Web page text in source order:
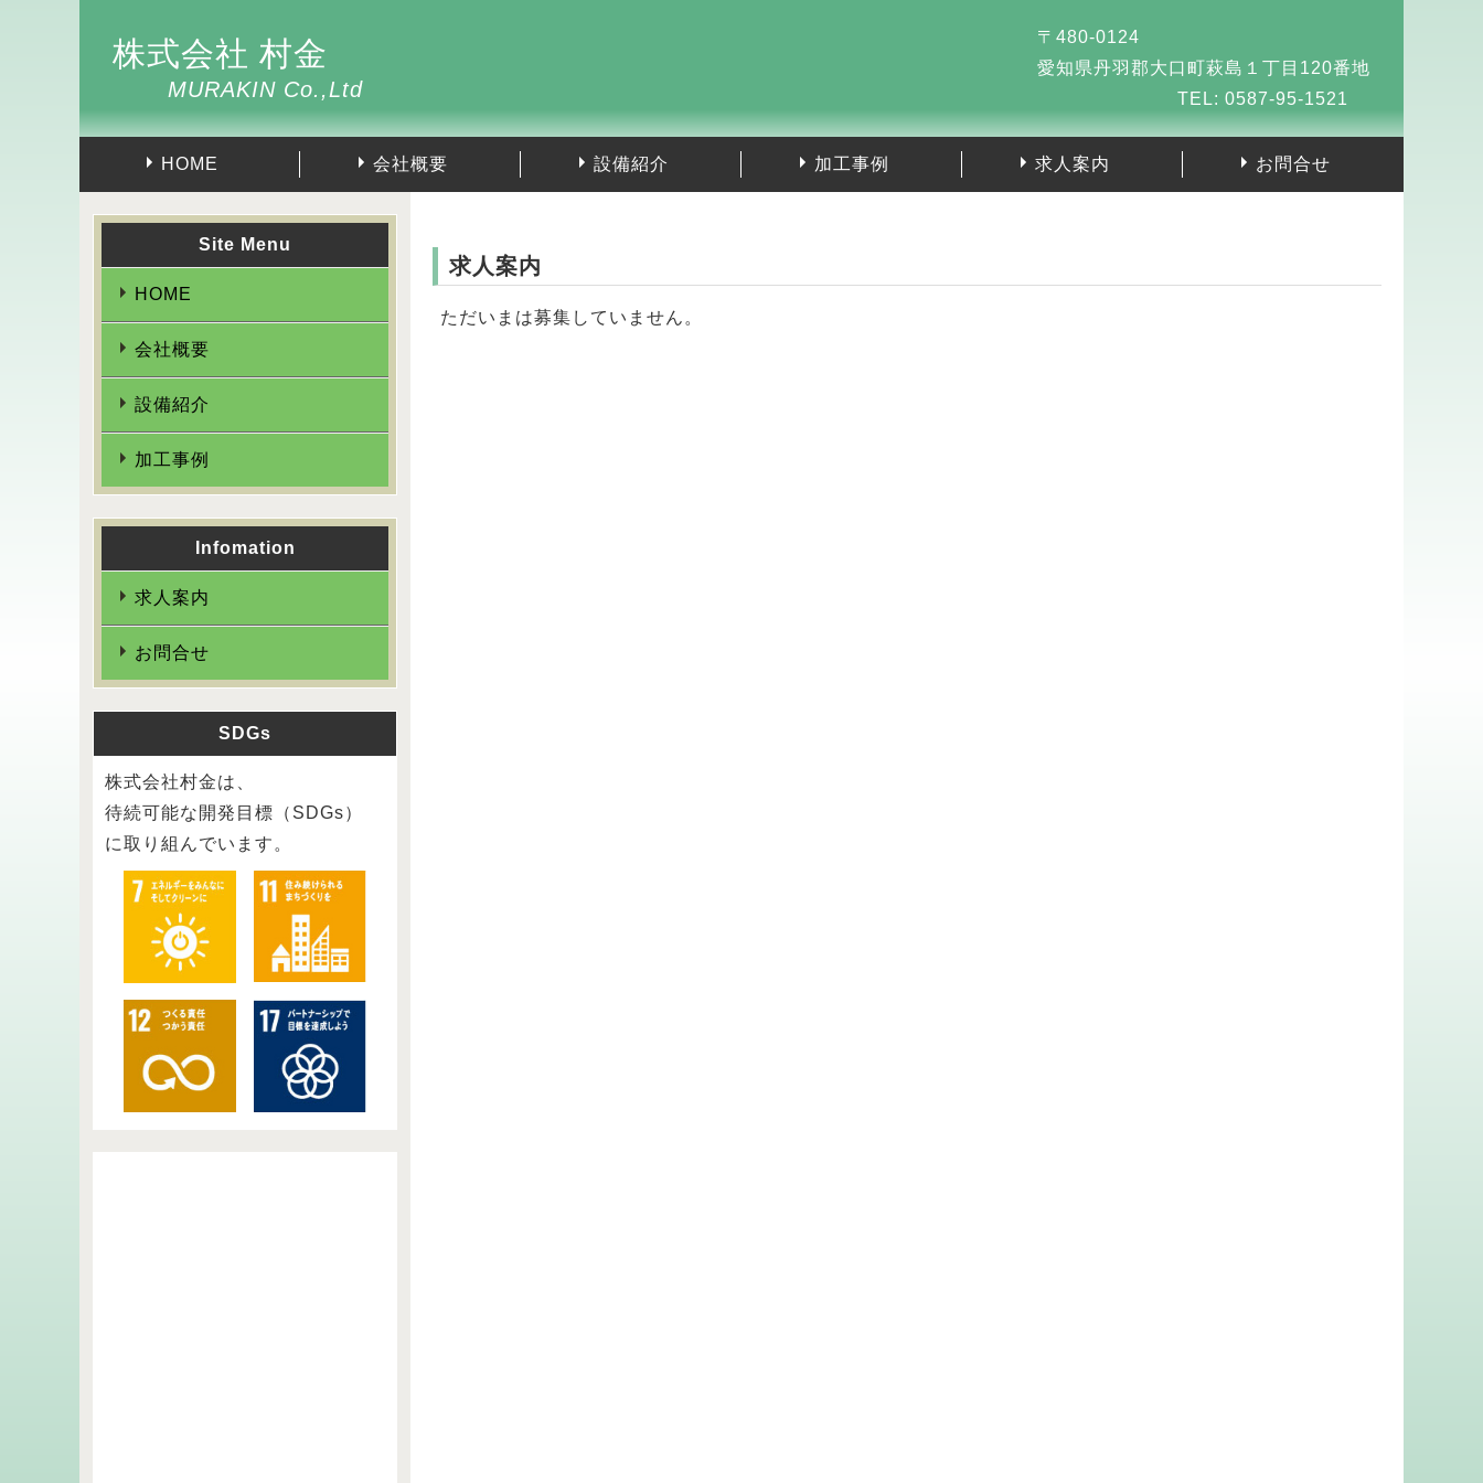
株式会社 村金
MURAKIN Co.,Ltd
〒480-0124
愛知県丹羽郡大口町萩島１丁目120番地
TEL: 0587-95-1521
HOME 会社概要 設備紹介 加工事例 求人案内 お問合せ
Site Menu
HOME
会社概要
設備紹介
加工事例
Infomation
求人案内
お問合せ
SDGs
株式会社村金は、
待続可能な開発目標（SDGs）
に取り組んでいます。
求人案内
ただいまは募集していません。